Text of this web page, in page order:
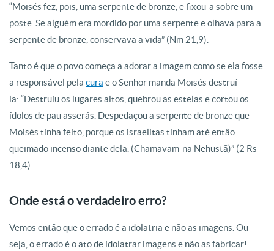
“Moisés fez, pois, uma serpente de bronze, e fixou-a sobre um
poste. Se alguém era mordido por uma serpente e olhava para a
serpente de bronze, conservava a vida” (Nm 21,9).
Tanto é que o povo começa a adorar a imagem como se ela fosse
a responsável pela cura e o Senhor manda Moisés destruí-
la: “Destruiu os lugares altos, quebrou as estelas e cortou os
ídolos de pau asserás. Despedaçou a serpente de bronze que
Moisés tinha feito, porque os israelitas tinham até então
queimado incenso diante dela. (Chamavam-na Nehustã)” (2 Rs
18,4).
Onde está o verdadeiro erro?
Vemos então que o errado é a idolatria e não as imagens. Ou
seja, o errado é o ato de idolatrar imagens e não as fabricar!